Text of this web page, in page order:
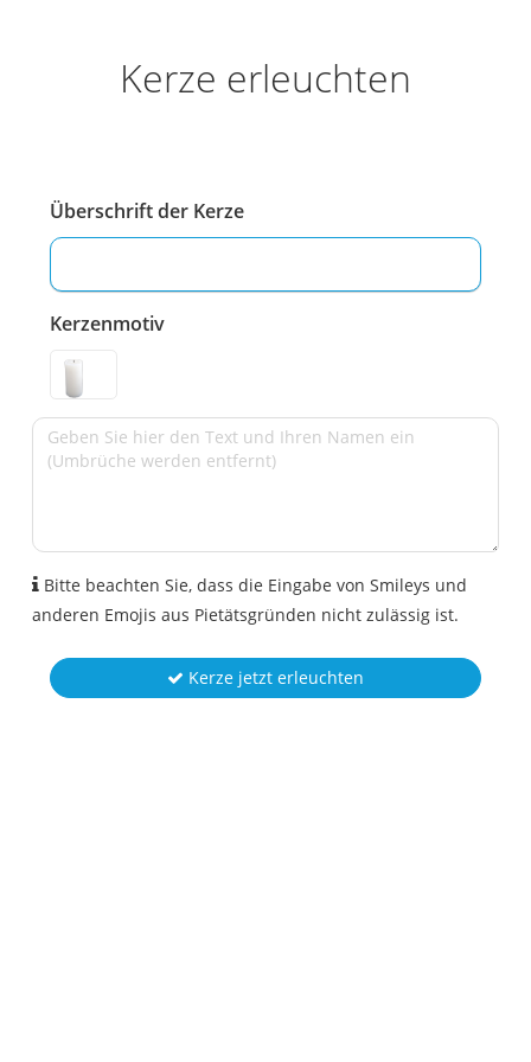
Kerze erleuchten
Überschrift der Kerze
Kerzenmotiv
Bitte beachten Sie, dass die Eingabe von Smileys und
anderen Emojis aus Pietätsgründen nicht zulässig ist.
Kerze jetzt erleuchten